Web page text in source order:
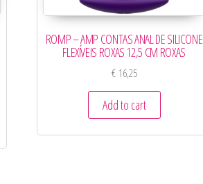
ROMP – AMP CONTAS ANAL DE SILICONE
FLEXÍVEIS ROXAS 12,5 CM ROXAS
€16,25
Add to cart